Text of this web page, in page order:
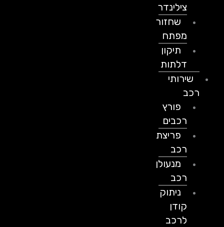
צילינדר
שחזור
מפתח
תיקון
דלתות
שירותי
פורץ
רכבים
פריצת
מנעולן
ניתוק
לרכב